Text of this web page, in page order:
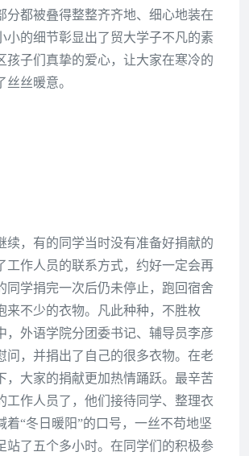
分都被叠得整整齐齐地、细心地装在
小的细节彰显出了贸大学子不凡的素
孩子们真挚的爱心，让大家在寒冷的
丝丝暖意。
续，有的同学当时没有准备好捐献的
工作人员的联系方式，约好一定会再
同学捐完一次后仍未停止，跑回宿舍
来不少的衣物。凡此种种，不胜枚
，外语学院分团委书记、辅导员李彦
问，并捐出了自己的很多衣物。在老
，大家的捐献更加热情踊跃。最辛苦
工作人员了，他们接待同学、整理衣
着“冬日暖阳”的口号，一丝不苟地坚
站了五个多小时。在同学们的积极参